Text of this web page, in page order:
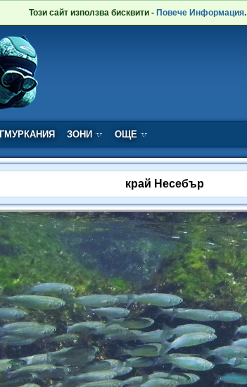
Този сайт използва бисквити - Повече Информация.
ГМУРКАНИЯ ЗОНИ ОЩЕ
край Несебър